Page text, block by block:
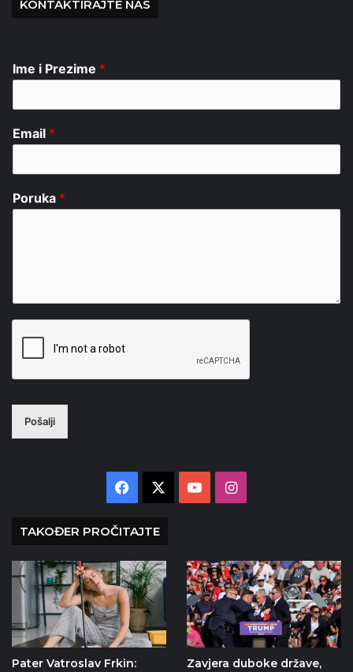
KONTAKTIRAJTE NAS
Ime i Prezime *
Email *
Poruka *
Pošalji
Facebook YouTubeInstagram
TAKOĐER PROČITAJTE
Pater Vatroslav Frkin:
Zavjera duboke države,